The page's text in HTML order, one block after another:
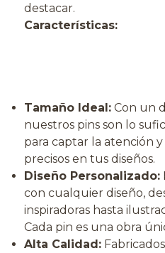
destacar.
Características:
Tamaño Ideal:Con un
nuestros pins son lo
para captar la atención
precisos en tus diseños.
Diseño Personalizado:
con cualquier diseño,
inspiradoras hasta
Cada pin es una obra
Alta Calidad: